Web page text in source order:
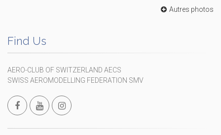
Autres photos
Find Us
AERO-CLUB OF SWITZERLAND AECS
SWISS AEROMODELLING FEDERATION SMV